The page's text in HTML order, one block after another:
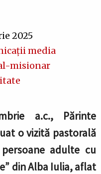
2025
media
misionar
a.c., Părinte
o vizită pastorală
adulte cu
din Alba Iulia, aflat